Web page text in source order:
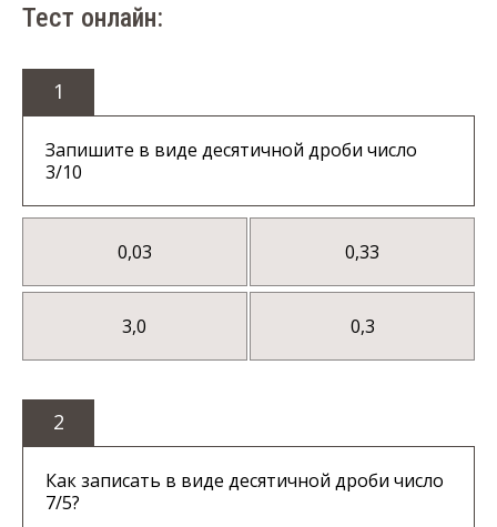
Тест онлайн:
1
Запишите в виде десятичной дроби число
3/10
0,03 0,33
3,0 0,3
2
Как записать в виде десятичной дроби число
7/5?